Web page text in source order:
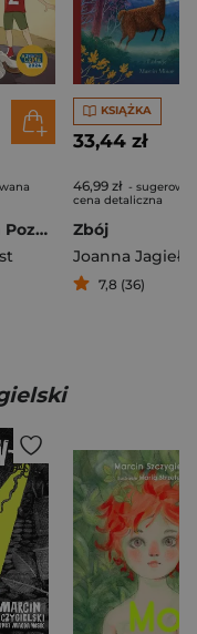
Operacja Gra Pozorów
KSIĄŻKA
33,44 zł
46,99 zł -
cena detaliczna
Zbój
Joanna Jagiełło
7,8 (36)